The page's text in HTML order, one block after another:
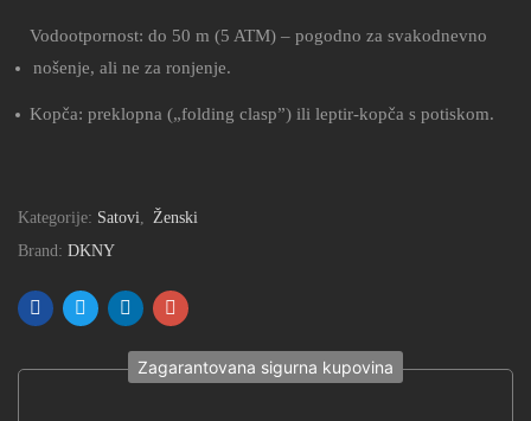
Vodootpornost: do 50 m (5 ATM) – pogodno za svakodnevno
nošenje, ali ne za ronjenje.
Kopča: preklopna („folding clasp”) ili leptir-kopča s potiskom.
Kategorije: Satovi, Ženski
Brand: DKNY
Zagarantovana sigurna kupovina